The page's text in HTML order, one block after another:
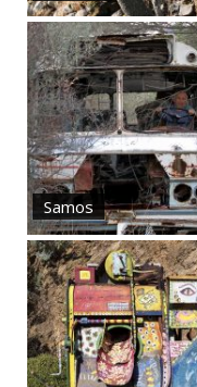
Samos